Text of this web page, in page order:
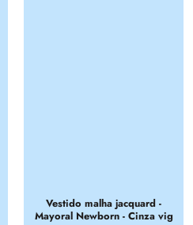
Vestido malha jacquard -
Mayoral Newborn - Cinza vig